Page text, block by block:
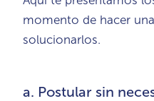
momento de hacer
solucionarlos.
a. Postular sin